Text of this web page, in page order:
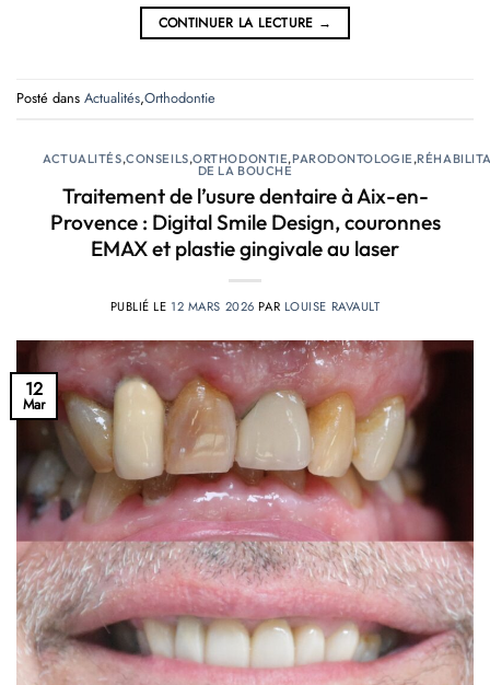
CONTINUER LA LECTURE →
Posté dans Actualités,Orthodontie
ACTUALITÉS,CONSEILS,ORTHODONTIE,PARODONTOLOGIE ,
DE LA BOUCHE
Traitement de l’usure dentaire à Aix-en-
Provence : Digital Smile Design, couronnes
EMAX et plastie gingivale au laser
PUBLIÉ LE 12 MARS 2026 PAR LOUISE RAVAULT
12
Mar